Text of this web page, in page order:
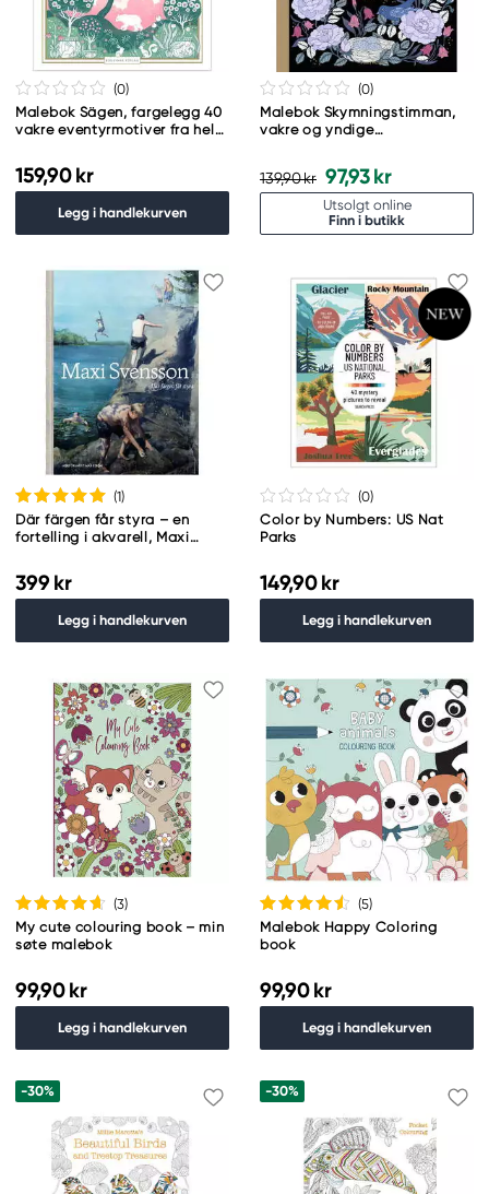
(0)
Malebok Sägen, fargelegg 40
vakre eventyrmotiver fra hele
159,90 kr
Legg i handlekurven
(0)
Malebok Skymningstimman,
vakre og yndige
139,90 kr 97,93 kr
Utsolgt online
Finn i butikk
(1)
Där färgen får styra – en
fortelling i akvarell, Maxi
399 kr
Legg i handlekurven
(0)
Color by Numbers: US Nat
Parks
149,90 kr
Legg i handlekurven
(3)
My cute colouring book – min
søte malebok
99,90 kr
Legg i handlekurven
(5)
Malebok Happy Coloring
book
99,90 kr
Legg i handlekurven
-30% -30%